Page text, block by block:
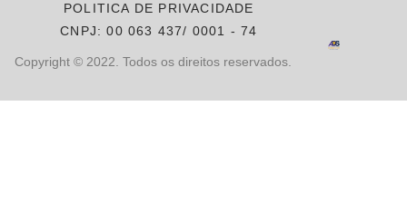
POLITICA DE PRIVACIDADE
CNPJ: 00 063 437/ 0001 - 74
Copyright © 2022. Todos os direitos reservados.